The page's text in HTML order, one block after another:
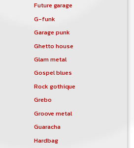
Future garage
G-funk
Garage punk
Ghetto house
Glam metal
Gospel blues
Rock gothique
Grebo
Groove metal
Guaracha
Hardbag